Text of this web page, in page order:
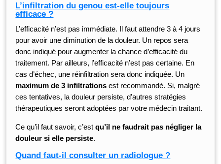
L’infiltration du genou est-elle toujours
efficace ?
L’efficacité n’est pas immédiate. Il faut attendre 3 à 4 jours
pour avoir une diminution de la douleur. Un repos sera
donc indiqué pour augmenter la chance d’efficacité du
traitement. Par ailleurs, l’efficacité n’est pas certaine. En
cas d’échec, une réinfiltration sera donc indiquée. Un
maximum de 3 infiltrations est recommandé. Si, malgré
ces tentatives, la douleur persiste, d’autres stratégies
thérapeutiques seront adoptées par votre médecin traitant.
Ce qu’il faut savoir, c’estqu’il ne faudrait pas négliger la
douleur si elle persiste.
Quand faut-il consulter un radiologue ?